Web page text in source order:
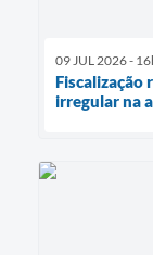
09 JUL 2026 -
Fiscalização
irregular na